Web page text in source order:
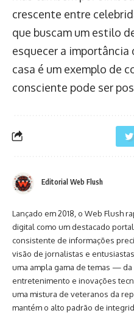
crescente entre
que buscam um estilo
esquecer a
casa é um exemplo de
consciente pode ser
Editorial Web Flush
Lançado em 2018, o Web Flush
digital como um destacado
consistente de informações
visão de jornalistas e
uma ampla gama de temas —
entretenimento e inovações
uma mistura de veteranos da
mantém o alto padrão de